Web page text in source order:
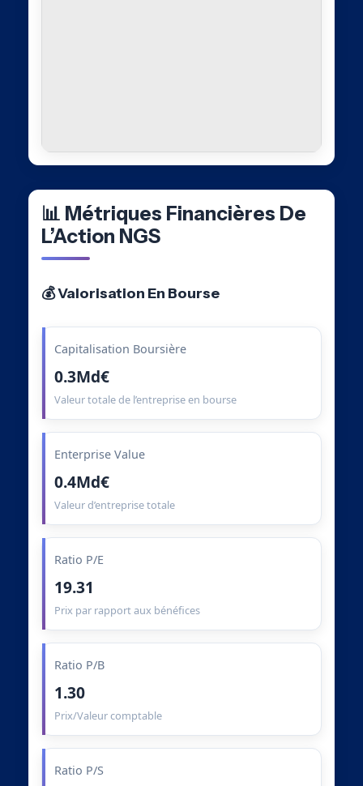
📊 Métriques Financières De
L’Action NGS
💰 Valorisation En Bourse
Capitalisation Boursière
0.3Md€
Valeur totale de l’entreprise en bourse
Enterprise Value
0.4Md€
Valeur d’entreprise totale
Ratio P/E
19.31
Prix par rapport aux bénéfices
Ratio P/B
1.30
Prix/Valeur comptable
Ratio P/S